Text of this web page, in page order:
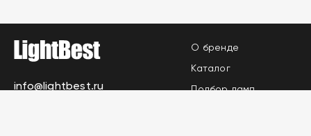
info@lightbest.ru
О бренде
Каталог
Подбор ламп